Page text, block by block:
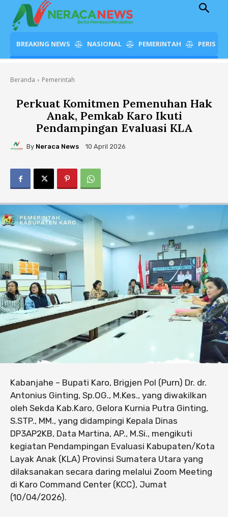
BREAKING NEWS NASIONAL PEMERINTAH
Beranda Pemerintah
Perkuat Komitmen Pemenuhan Hak
Anak, Pemkab Karo Ikuti
Pendampingan Evaluasi KLA
By Neraca News 10 April 2026
Kabanjahe – Bupati Karo, Brigjen Pol (Purn) Dr. dr.
Antonius Ginting, Sp.OG., M.Kes., yang diwakilkan
oleh Sekda Kab.Karo, Gelora Kurnia Putra Ginting,
S.STP., MM., yang didampingi Kepala Dinas
DP3AP2KB, Data Martina, AP., M.Si., mengikuti
kegiatan Pendampingan Evaluasi Kabupaten/Kota
Layak Anak (KLA) Provinsi Sumatera Utara yang
dilaksanakan secara daring melalui Zoom Meeting
di Karo Command Center (KCC), Jumat
(10/04/2026).